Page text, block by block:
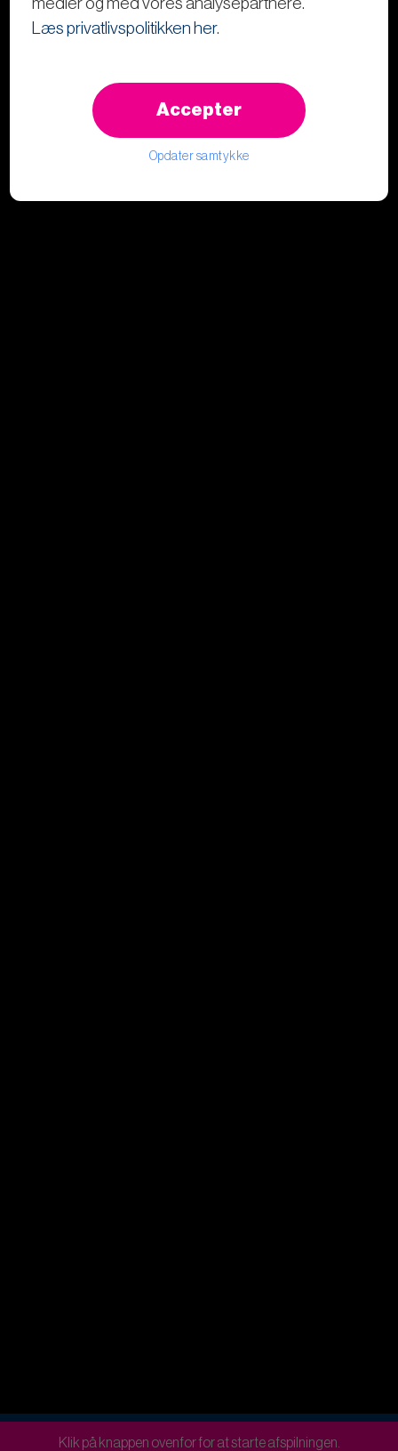
Klik på knappen ovenfor for at starte afspilningen.
Læs privatlivspolitikken her.
Accepter
Opdater samtykke